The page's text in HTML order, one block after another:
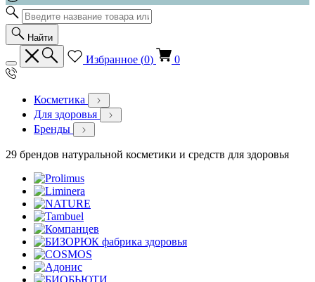
Найти
Избранное (0) 0
Косметика
Для здоровья
Бренды
29 брендов натуральной косметики и средств для здоровья